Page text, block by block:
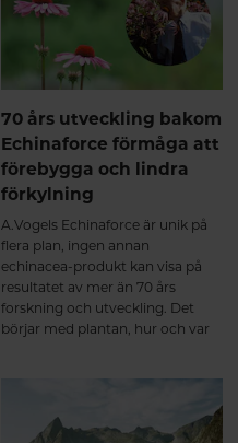
marknaden. Häng med så
70 års utveckling bakom
Echinaforce förmåga att
förebygga och lindra
förkylning
A.Vogels Echinaforce är unik på
flera plan, ingen annan
echinacea-produkt kan visa på
resultatet av mer än 70 års
forskning och utveckling. Det
börjar med plantan, hur och var
läkemedel vid förkylning.